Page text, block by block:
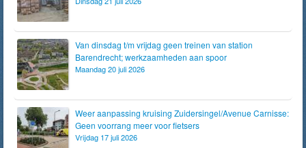
Van dinsdag t/m vrijdag geen treinen van station
Barendrecht; werkzaamheden aan spoor
Maandag 20 juli 2026
Weer aanpassing kruising Zuidersingel/Avenue Carnisse:
Geen voorrang meer voor fietsers
Vrijdag 17 juli 2026